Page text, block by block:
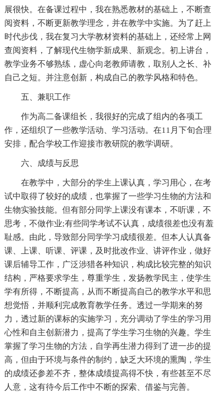
展很快。在备课过程中，我在熟悉教材的基础上，不断查
阅资料，不断更新教学理念，并在教学中实施。为了赶上
时代步伐，我在复习大学教材资料的基础上，还经常上网
查阅资料，了解现代生物学新成果、新观念。初上讲台，
教学业务不够熟练，虚心向老教师请教，取别人之长、补
自己之短。并注意创新，构成自己的教学风格和特色。
五、兼职工作
作为高二备课组长，我很好的完成了组内的各项工
作，还组织了一些教学活动、学习活动。在11月下旬合理
安排，配合学校工作迎接市教研院的教学调研。
六、成绩与反思
在教学中，大部分的学生上课认真，学习用心，在考
试中取得了较好的成绩，也掌握了一些学习生物的方法和
生物实验技能。但有部分同学上课没有课本，不听课，不
思考，不做作业;有些同学考试不认真，成绩很差也没有羞
耻感。由此，导致部分同学学习成绩很差。但本人认真备
课、上课、听课、评课，及时批改作业、讲评作业，做好
课后辅导工作，广泛涉猎各种知识，构成比较完整的知识
结构，严格要求学生，尊重学生，发扬教学民主，使学生
学有所得，不断提高，从而不断提高自己的教学水平和思
想觉悟，并顺利完成教育教学任务。透过一学期来的努
力，透过新的课标的实施学习，充分调动了学生的学习用
心性和自主创新潜力，提高了学生学习生物的兴趣。学生
掌握了学习生物的方法，自学再生潜力得到了进一步的提
高，但由于环境与条件的制约，缺乏大环境的熏陶，学生
的成绩还参差不齐，整体成绩提高得不快，有些甚至不尽
人意，这有待今后工作中不断的探索、借鉴与完善。